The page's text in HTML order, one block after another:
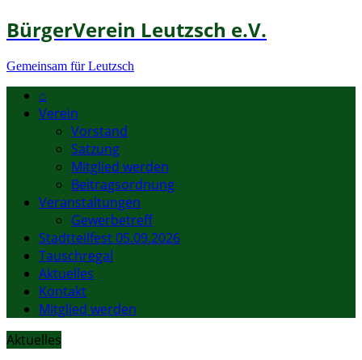
BürgerVerein Leutzsch e.V.
Gemeinsam für Leutzsch
⌂
Verein
Vorstand
Satzung
Mitglied werden
Beitragsordnung
Veranstaltungen
Gewerbetreff
Stadtteilfest 05.09.2026
Tauschregal
Aktuelles
Kontakt
Mitglied werden
Aktuelles